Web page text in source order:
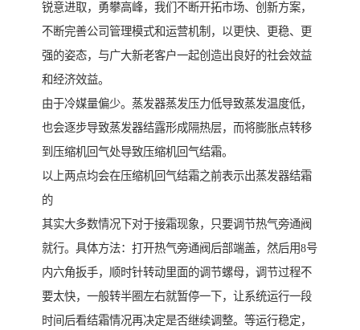
锐意进取，勇攀高峰，我们不断开拓市场、创新方案，
不断完善公司管理模式和运营机制，以更快、更稳、更
强的姿态，与广大新老客户一起创造出良好的社会效益
和经济效益。
由于冷媒量偏少。蒸发器蒸发压力低导致蒸发温度低，
也会逐步导致蒸发器结露形成隔热层，而将膨胀点转移
到压缩机回气处导致压缩机回气结霜。
以上两点均会在压缩机回气结霜之前表示出蒸发器结霜
的
其实大多数情况下对于接霜现象，只要调节热气旁通阀
就行。具体方法：打开热气旁通阀后部端盖，然后用8号
内六角扳手，顺时针转动里面的调节螺母，调节过程不
要太快，一般转半圈左右就暂停一下，让系统运行一段
时间后看结霜情况再决定是否继续调整。等运行稳定，